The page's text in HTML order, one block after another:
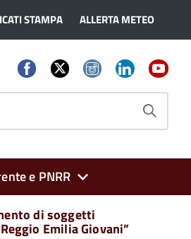
STAMPA ALLERTA METEO
e PNRR
di soggetti
Emilia Giovani”